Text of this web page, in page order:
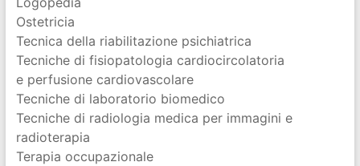
Ostetricia
Tecnica della riabilitazione psichiatrica
Tecniche di fisiopatologia cardiocircolatoria
e perfusione cardiovascolare
Tecniche di laboratorio biomedico
Tecniche di radiologia medica per immagini e
radioterapia
Terapia occupazionale